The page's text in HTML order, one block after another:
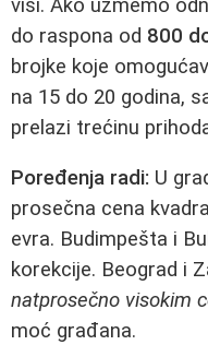
viši. Ako uzmemo
do raspona od 800
brojke koje
na 15 do 20 godina,
prelazi trećinu
Poređenja radi: U
prosečna cena
evra. Budimpešta i
korekcije. Beograd i
natprosečno visokim
moć građana.